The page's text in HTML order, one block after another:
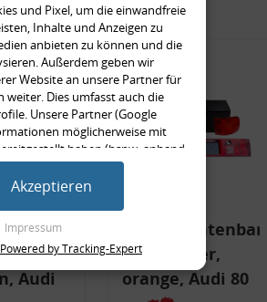
rot,
Audi
Rückleuchtenband
mit Blinker,
orange, Audi 80
und Pixel, um die einwandfreie
Inhalte und Anzeigen zu
anbieten zu können und die
Außerdem geben wir
Website an unsere Partner für
weiter. Dies umfasst auch die
Unsere Partner (Google
möglicherweise mit
haben (bspw. anhand
im Rahmen Ihrer Nutzung der
anderer Geräte). Ihre
Pixeln können Sie jederzeit
vornehmen.
unsere Partner:
einem Endgerät
Impressum
Akzeptieren
by Tracking-Expert